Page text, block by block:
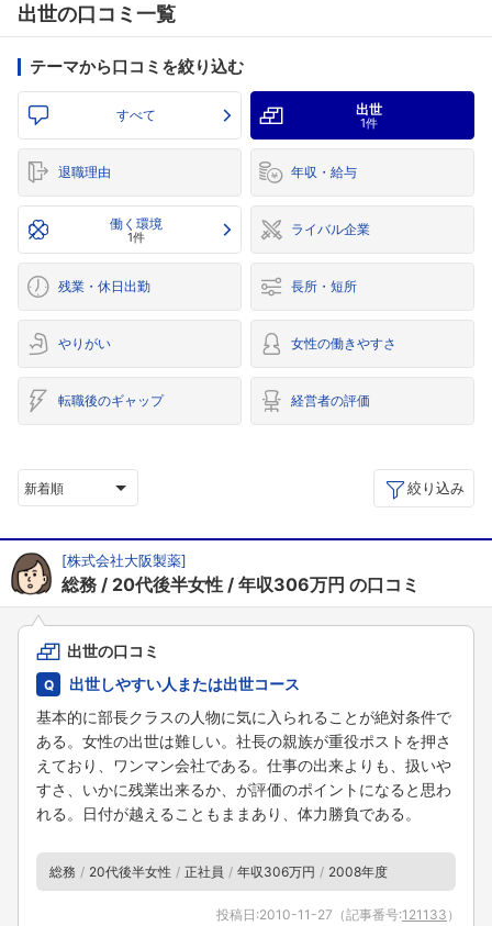
出世の口コミ一覧
テーマから口コミを絞り込む
すべて 出世
1件
退職理由 年収・給与
働く環境
1件 ライバル企業
残業・休日出勤 長所・短所
やりがい 女性の働きやすさ
転職後のギャップ 経営者の評価
新着順 絞り込み
[株式会社大阪製薬]
総務 20代後半女性 年収306万円 の口コミ
出世の口コミ
出世しやすい人または出世コース
基本的に部長クラスの人物に気に入られることが絶対条件で
ある。女性の出世は難しい。社長の親族が重役ポストを押さ
えており、ワンマン会社である。仕事の出来よりも、扱いや
すさ、いかに残業出来るか、が評価のポイントになると思わ
れる。日付が越えることもままあり、体力勝負である。
総務 20代後半女性 正社員 年収306万円 2008年度
投稿日:2010-11-27 （記事番号:121133 ）